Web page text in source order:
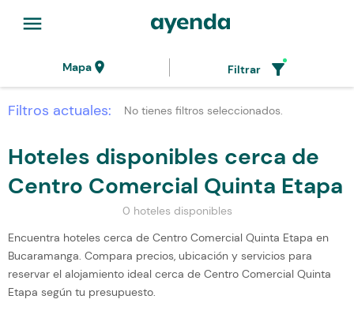
menu
Mapalocation_on Filtrar filter_alt
Filtros actuales: No tienes filtros seleccionados.
Hoteles disponibles cerca de
Centro Comercial Quinta Etapa
0 hoteles disponibles
Encuentra hoteles cerca de Centro Comercial Quinta Etapa en
Bucaramanga. Compara precios, ubicación y servicios para
reservar el alojamiento ideal cerca de Centro Comercial Quinta
Etapa según tu presupuesto.